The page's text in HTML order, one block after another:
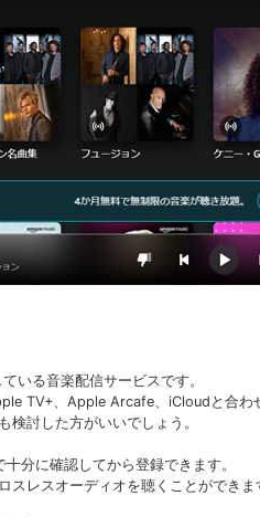
いる音楽配信サービスです。
TV+、Apple Arcafe、iCloudと合
検討した方がいいでしょう。
分に確認してから登録できます。
スレスオーディオを聴くことができま